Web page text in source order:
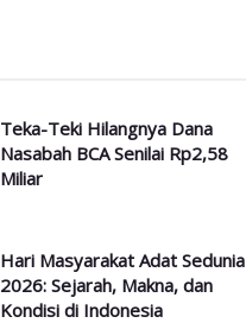
Teka-Teki Hilangnya Dana
Nasabah BCA Senilai Rp2,58
Miliar
Hari Masyarakat Adat Sedunia
2026: Sejarah, Makna, dan
Kondisi di Indonesia